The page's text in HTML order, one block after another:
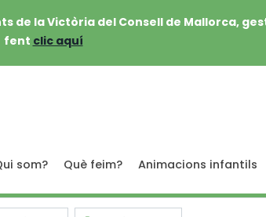
la Victòria del Consell de Mallorca,
fent clic aquí
som? Què feim? Animacions infantils